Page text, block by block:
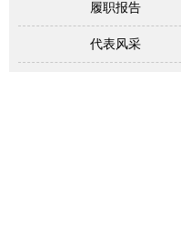
履职报告
代表风采